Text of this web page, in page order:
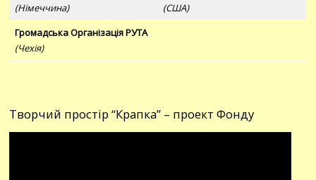
(Німеччина)
(США)
Громадська Організація РУТА
(Чехія)
Творчий простір “Крапка” – проект Фонду